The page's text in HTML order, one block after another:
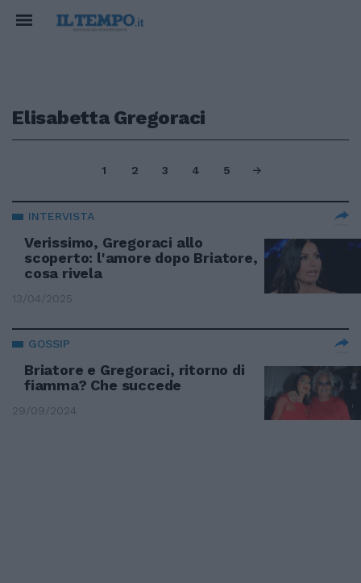
Elisabetta Gregoraci
1 2 3 4 5
INTERVISTA
Verissimo, Gregoraci allo
scoperto: l'amore dopo Briatore,
cosa rivela
13/04/2025
GOSSIP
Briatore e Gregoraci, ritorno di
fiamma? Che succede
29/09/2024